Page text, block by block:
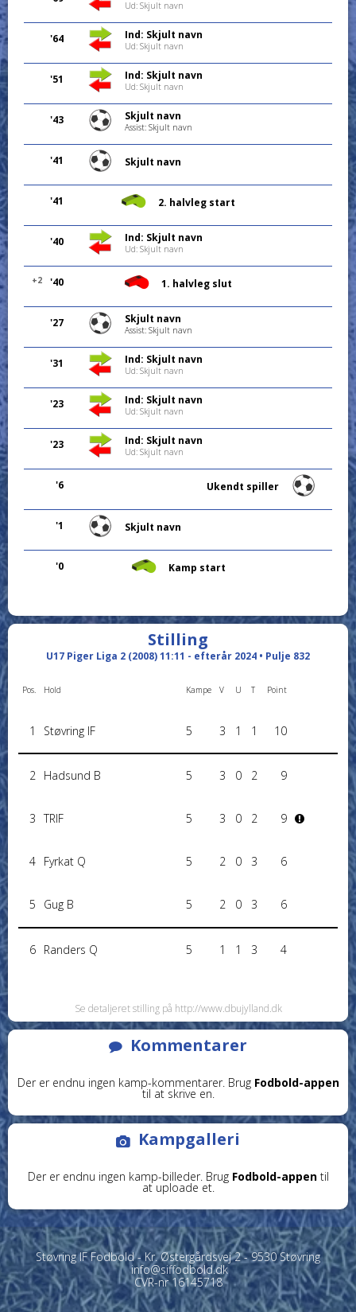
Ud: Skjult navn
'64 Ind: Skjult navn
Ud: Skjult navn
'51 Ind: Skjult navn
Ud: Skjult navn
'43 Skjult navn
Assist: Skjult navn
'41 Skjult navn
'41 2. halvleg start
'40 Ind: Skjult navn
Ud: Skjult navn
'40
+2 1. halvleg slut
'27 Skjult navn
Assist: Skjult navn
'31 Ind: Skjult navn
Ud: Skjult navn
'23 Ind: Skjult navn
Ud: Skjult navn
'23 Ind: Skjult navn
Ud: Skjult navn
'6 Ukendt spiller
'1 Skjult navn
'0 Kamp start
Stilling
U17 Piger Liga 2 (2008) 11:11 - efterår 2024 • Pulje 832
Pos. Hold Kampe V U T Point
1 Støvring IF 5 3 1 1 10
2 Hadsund B 5 3 0 2 9
3 TRIF 5 3 0 2 9
4 Fyrkat Q 5 2 0 3 6
5 Gug B 5 2 0 3 6
6 Randers Q 5 1 1 3 4
Se detaljeret stilling på http://www.dbujylland.dk
Kommentarer
Der er endnu ingen kamp-kommentarer. Brug Fodbold-appen
til at skrive en.
Kampgalleri
Der er endnu ingen kamp-billeder. Brug Fodbold-appentil
at uploade et.
Støvring IF Fodbold - Kr. Østergårdsvej 2 - 9530 Støvring
info@siffodbold.dk
CVR-nr 16145718